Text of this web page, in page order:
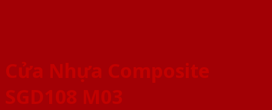
Cửa Nhựa Composite
SGD108 M03